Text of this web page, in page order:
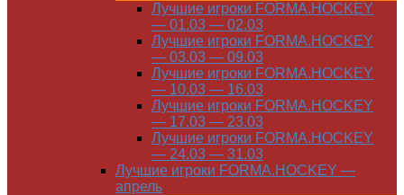
Лучшие игроки FORMA.HOCKEY
— 01.03 — 02.03
Лучшие игроки FORMA.HOCKEY
— 03.03 — 09.03
Лучшие игроки FORMA.HOCKEY
— 10.03 — 16.03
Лучшие игроки FORMA.HOCKEY
— 17.03 — 23.03
Лучшие игроки FORMA.HOCKEY
— 24.03 — 31.03
Лучшие игроки FORMA.HOCKEY —
апрель